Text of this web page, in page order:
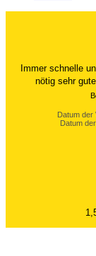
Der Versand ist
abgewickelt.
Datum der
Datum